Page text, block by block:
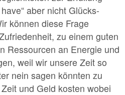
aber nicht Glücks-
können diese Frage
zu einem guten
Ressourcen an Energie und
weil wir unsere Zeit so
nein sagen könnten zu
und Geld kosten wobei